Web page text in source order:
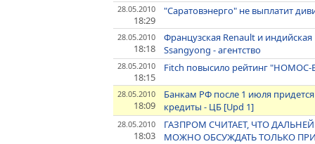
28.05.2010
18:29
"Саратовэнерго" не выплатит
28.05.2010
18:18
Французская Renault и
Ssangyong - агентство
28.05.2010
18:15
Fitch повысило рейтинг "НОМОС-
28.05.2010
18:09
Банкам РФ после 1 июля
кредиты - ЦБ [Upd 1]
28.05.2010
18:03
ГАЗПРОМ СЧИТАЕТ, ЧТО
МОЖНО ОБСУЖДАТЬ ТОЛЬКО